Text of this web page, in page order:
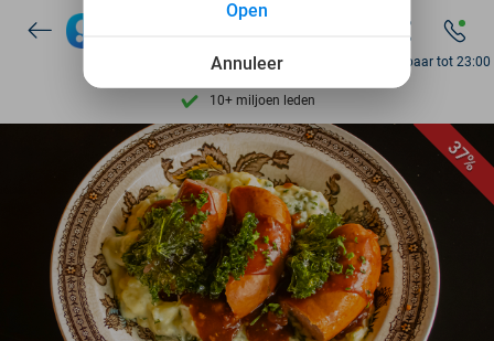
7 dagen per week beschikbaar
10+ miljoen leden
9,4 op basis van
Ontdek 15.000+ deals
7 dagen per week beschikbaar
10+ miljoen leden
Bereikbaar tot 23:00
37%
Annuleer
Open